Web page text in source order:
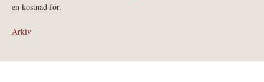
en kostnad för.
Arkiv